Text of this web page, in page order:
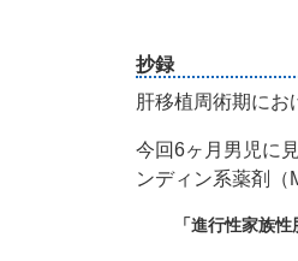
抄録
肝移植周術期にお
今回6ヶ月男児に
ンディン系薬剤（
「進行性家族